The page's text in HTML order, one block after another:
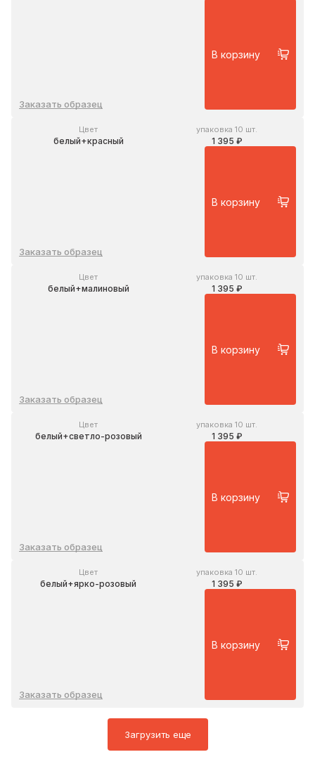
Заказать образец
В корзину
Цвет
белый+красный
упаковка 10 шт.
1 395 ₽
Заказать образец
В корзину
Цвет
белый+малиновый
упаковка 10 шт.
1 395 ₽
Заказать образец
В корзину
Цвет
белый+светло-розовый
упаковка 10 шт.
1 395 ₽
Заказать образец
В корзину
Цвет
белый+ярко-розовый
упаковка 10 шт.
1 395 ₽
Заказать образец
В корзину
Загрузить еще